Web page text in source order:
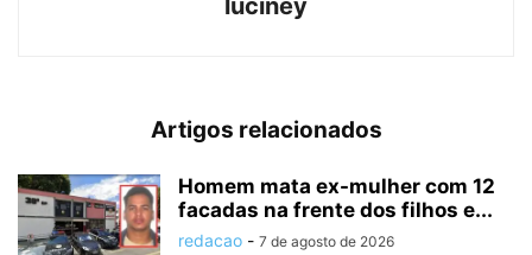
Artigos relacionados
Homem mata ex-mulher com 12
facadas na frente dos filhos e...
redacao - 7 de agosto de 2026